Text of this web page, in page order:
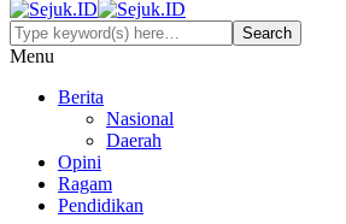
Menu
Berita
Nasional
Daerah
Opini
Ragam
Pendidikan